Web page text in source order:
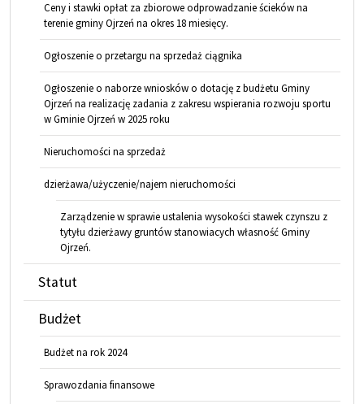
Ceny i stawki opłat za zbiorowe odprowadzanie ścieków na
terenie gminy Ojrzeń na okres 18 miesięcy.
Ogłoszenie o przetargu na sprzedaż ciągnika
Ogłoszenie o naborze wniosków o dotację z budżetu Gminy
Ojrzeń na realizację zadania z zakresu wspierania rozwoju sportu
w Gminie Ojrzeń w 2025 roku
Nieruchomości na sprzedaż
dzierżawa/użyczenie/najem nieruchomości
Zarządzenie w sprawie ustalenia wysokości stawek czynszu z
tytyłu dzierżawy gruntów stanowiacych własność Gminy
Ojrzeń.
Statut
Budżet
Budżet na rok 2024
Sprawozdania finansowe